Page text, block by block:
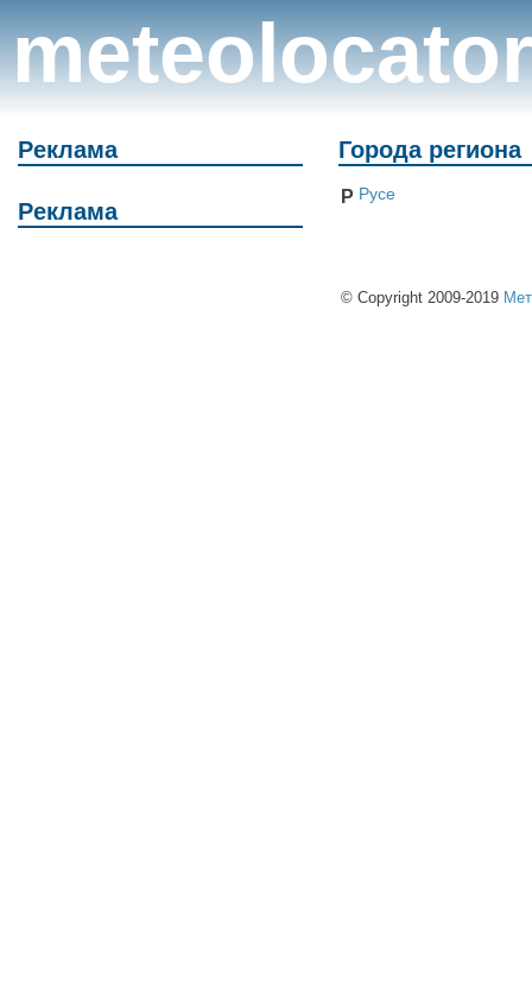
meteolocator
Реклама
Реклама
Города региона
Р Русе
© Copyright 2009-2019